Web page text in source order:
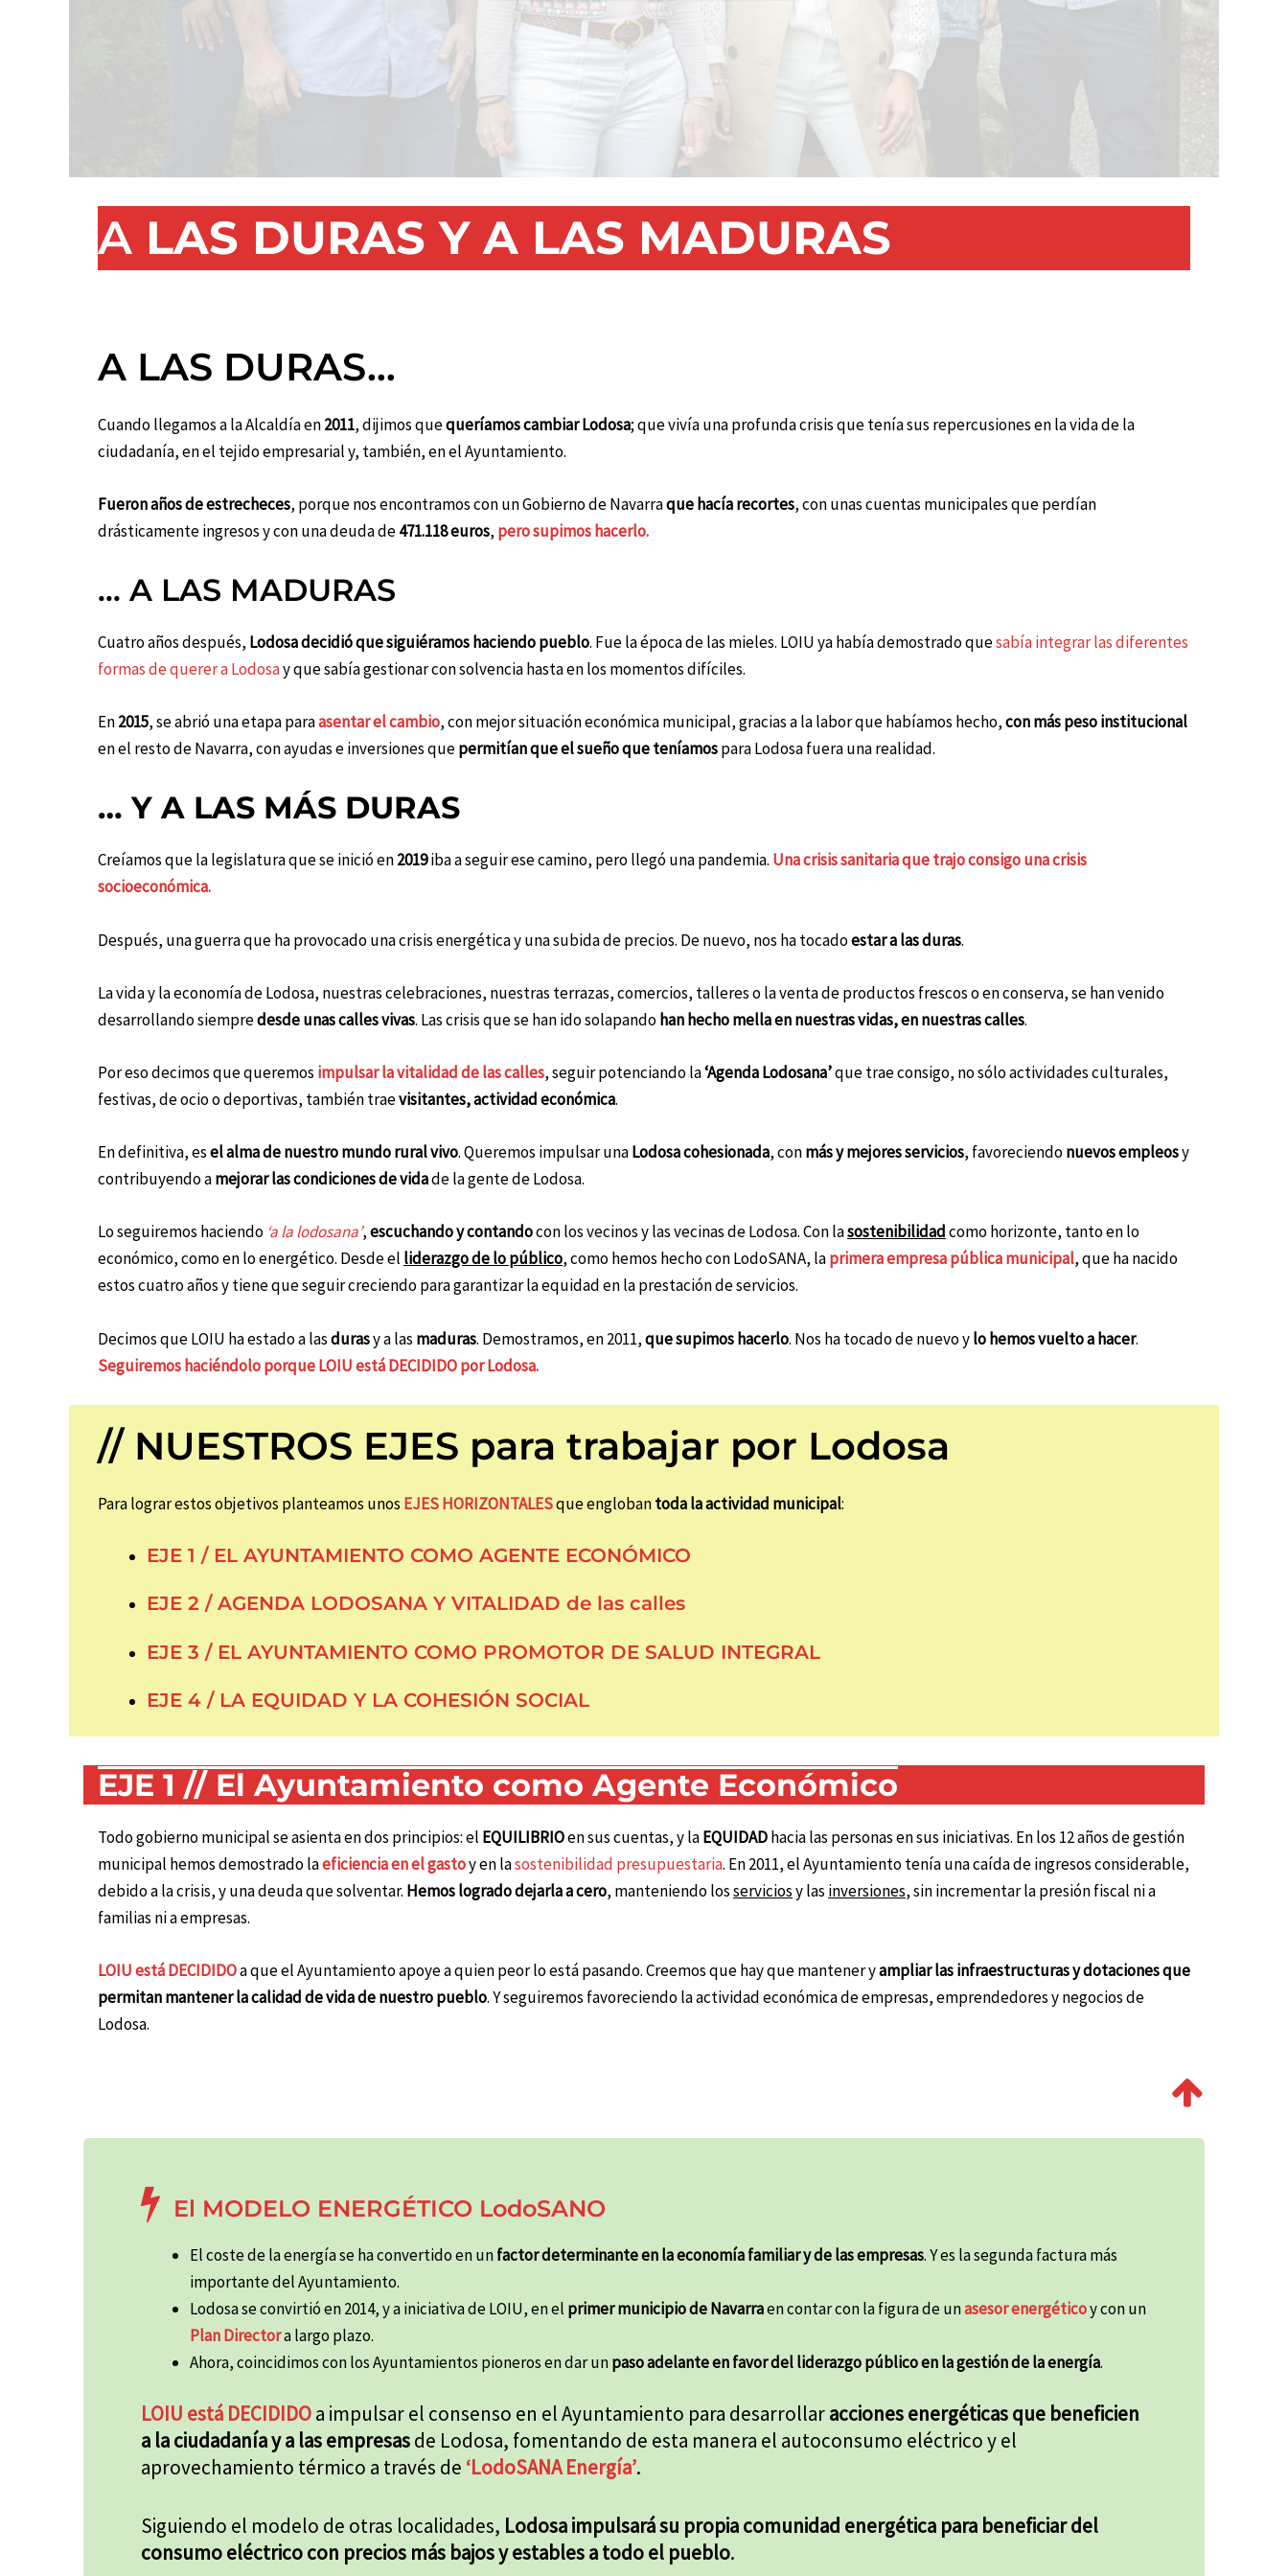
A LAS DURAS Y A LAS MADURAS
A LAS DURAS…
Cuando llegamos a la Alcaldía en2011, dijimos quequeríamos cambiar Lodosa; que vivía una profunda crisis que tenía sus repercusiones en la vida de la
ciudadanía, en el tejido empresarial y, también, en el Ayuntamiento.
Fueron años de estrecheces, porque nos encontramos con un Gobierno de Navarraque hacía recortes, con unas cuentas municipales que perdían
drásticamente ingresos y con una deuda de471.118 euros, pero supimos hacerlo.
… A LAS MADURAS
Cuatro años después, Lodosa decidió que siguiéramos haciendo pueblo. Fue la época de las mieles. LOIU ya había demostrado quesabía integrar las diferentes
formas de querer a Lodosay que sabía gestionar con solvencia hasta en los momentos difíciles.
En2015, se abrió una etapa paraasentar el cambio, con mejor situación económica municipal, gracias a la labor que habíamos hecho,con máspeso institucional
en el resto de Navarra, conayudaseinversionesquepermitían que el sueño que teníamospara Lodosa fuera una realidad.
… Y A LAS MÁS DURAS
Creíamos que la legislatura que se inició en2019iba a seguir ese camino, pero llegó una pandemia. Una crisis sanitaria que trajo consigo una crisis
socioeconómica.
Después, una guerra que ha provocado una crisis energética y una subida de precios. De nuevo, nos ha tocadoestar a las duras.
La vida y la economía de Lodosa, nuestras celebraciones, nuestras terrazas, comercios, talleres o la venta de productos frescos o en conserva, se han venido
desarrollando siempredesde unas calles vivas. Las crisis que se han ido solapandohan hecho mella en nuestras vidas, en nuestras calles.
Por eso decimos quequeremos impulsar la vitalidad de las calles, seguir potenciando la‘Agenda Lodosana’que trae consigo, no sólo actividades culturales,
festivas, de ocio o deportivas, también traevisitantes, actividad económica.
En definitiva, esel alma de nuestro mundo rural vivo. Queremos impulsarunaLodosa cohesionada, conmás y mejoresservicios, favoreciendonuevos empleosy
contribuyendo amejorar las condiciones de vidade la gente de Lodosa.
Lo seguiremos haciendo ‘a la lodosana’,escuchando y contandocon los vecinos y las vecinas de Lodosa. Con lasostenibilidadcomo horizonte, tanto en lo
económico, como en lo energético. Desde el liderazgo de lo público, como hemos hecho con LodoSANA, laprimera empresa pública municipal, que ha nacido
estos cuatro años y tiene que seguir creciendo paragarantizar la equidad en la prestación de servicios.
Decimos que LOIU ha estado a lasdurasy a las maduras. Demostramos, en 2011,que supimos hacerlo. Nos ha tocado de nuevo ylo hemos vuelto a hacer.
Seguiremos haciéndolo porque LOIU está DECIDIDO por Lodosa.
// NUESTROS EJES para trabajar por Lodosa
Para lograr estos objetivos planteamos unos EJES HORIZONTALESque englobantoda la actividad municipal:
EJE 1 / EL AYUNTAMIENTO COMO AGENTE ECONÓMICO
EJE 2 / AGENDA LODOSANA Y VITALIDAD de las calles
EJE 3 / EL AYUNTAMIENTO COMO PROMOTOR DE SALUD INTEGRAL
EJE 4 / LA EQUIDAD Y LA COHESIÓN SOCIAL
EJE 1 // El Ayuntamiento como Agente Económico
Todo gobierno municipal se asienta en dos principios: el EQUILIBRIOen sus cuentas, y laEQUIDADhacia las personas en sus iniciativas. En los 12 años de gestión
municipal hemos demostrado laeficiencia en el gastoy en lasostenibilidad presupuestaria. En 2011, el Ayuntamiento tenía una caída de ingresos considerable,
debido a la crisis, y una deuda que solventar. Hemos logrado dejarla a cero, manteniendo losserviciosy las inversiones, sin incrementar la presión fiscal ni a
familias ni a empresas.
LOIU está DECIDIDOa que el Ayuntamiento apoye a quien peor lo está pasando. Creemos que hay que mantener yampliar las infraestructuras y dotaciones que
permitan mantener la calidad de vida de nuestro pueblo. Y seguiremos favoreciendo la actividad económica de empresas, emprendedores y negocios de
Lodosa.
El MODELO ENERGÉTICO LodoSANO
El coste de la energía se ha convertido en unfactor determinante en la economía familiar y de las empresas. Y es la segunda factura más
importante del Ayuntamiento.
Lodosa se convirtió en 2014, y a iniciativa de LOIU, en el primer municipio de Navarraen contar con la figura de unasesor energéticoy con un
Plan Directora largo plazo.
Ahora, coincidimos con los Ayuntamientos pioneros en dar unpaso adelante en favor del liderazgo público en la gestión de la energía.
LOIU está DECIDIDOa impulsar el consenso en el Ayuntamiento para desarrollaracciones energéticas que beneficien
a la ciudadanía y a las empresasde Lodosa, fomentando de esta manera el autoconsumo eléctrico y el
aprovechamiento térmico a través de ‘LodoSANA Energía’.
Siguiendo el modelo de otras localidades, Lodosa impulsará su propia comunidad energética para beneficiar del
consumo eléctrico con precios más bajos y estables a todo el pueblo.